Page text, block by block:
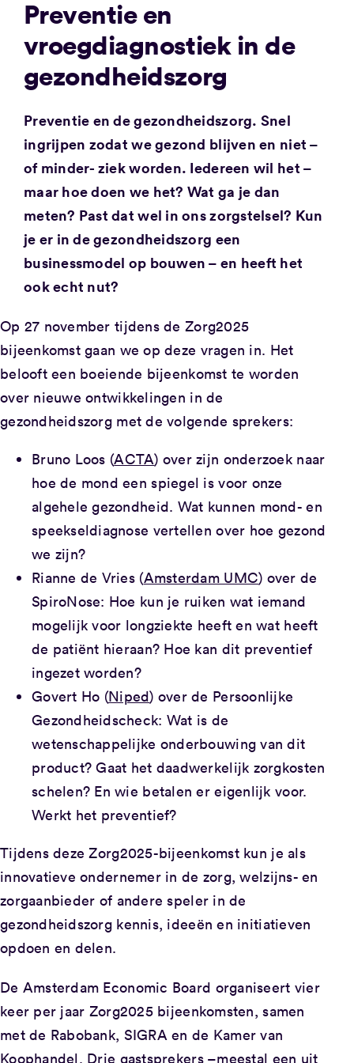
Preventie en
vroegdiagnostiek in de
gezondheidszorg
Preventie en de gezondheidszorg. Snel
ingrijpen zodat we gezond blijven en niet –
of minder- ziek worden. Iedereen wil het –
maar hoe doen we het? Wat ga je dan
meten? Past dat wel in ons zorgstelsel? Kun
je er in de gezondheidszorg een
businessmodel op bouwen – en heeft het
ook echt nut?
Op 27 november tijdens de Zorg2025
bijeenkomst gaan we op deze vragen in. Het
belooft een boeiende bijeenkomst te worden
over nieuwe ontwikkelingen in de
gezondheidszorg met de volgende sprekers:
Bruno Loos (ACTA) over zijn onderzoek naar
hoe de mond een spiegel is voor onze
algehele gezondheid. Wat kunnen mond- en
speekseldiagnose vertellen over hoe gezond
we zijn?
Rianne de Vries (Amsterdam UMC) over de
SpiroNose: Hoe kun je ruiken wat iemand
mogelijk voor longziekte heeft en wat heeft
de patiënt hieraan? Hoe kan dit preventief
ingezet worden?
Govert Ho (Niped) over de Persoonlijke
Gezondheidscheck: Wat is de
wetenschappelijke onderbouwing van dit
product? Gaat het daadwerkelijk zorgkosten
schelen? En wie betalen er eigenlijk voor.
Werkt het preventief?
Tijdens deze Zorg2025-bijeenkomst kun je als
innovatieve ondernemer in de zorg, welzijns- en
zorgaanbieder of andere speler in de
gezondheidszorg kennis, ideeën en initiatieven
opdoen en delen.
De Amsterdam Economic Board organiseert vier
keer per jaar Zorg2025 bijeenkomsten, samen
met de Rabobank, SIGRA en de Kamer van
Koophandel. Drie gastsprekers –meestal een uit